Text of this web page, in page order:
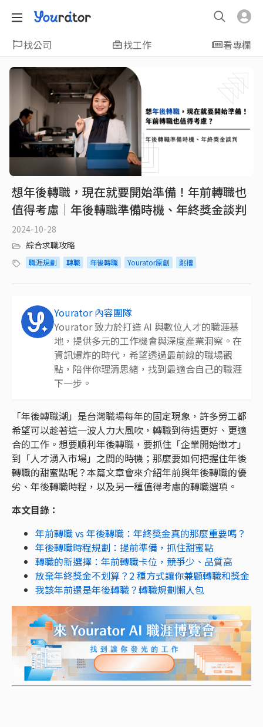
找公司 找工作 看專欄
想年後轉職，現在就要開始準備！年前轉職也
值得考慮｜年後轉職準備時機、年終獎金談判
2024-10-28
綜合求職攻略
職涯規劃 轉職 年後轉職 Yourator原創 跳槽
Yourator 內容團隊
Yourator 致力於打造 AI 與數位人才的職涯基
地，提供多元的工作機會與深度產業洞察。在
資訊爆炸的時代，希望透過最前線的職場觀
點，陪伴你理清思緒，找到最適合自己的職涯
下一步。
「年後轉職潮」是台灣職場每年的固定現象，許多勞工都
希望可以趁著這一波人力大風吹，轉職到待遇更好、更適
合的工作。想要順利年後轉職，要抓住「企業開始徵才」
到「人才湧入市場」之間的時機；那麼要如何把握住年後
轉職的甜蜜點呢？本篇文章會來介紹年前與年後轉職的優
劣、年後轉職時程，以及另一種值得考慮的轉職選項。
本文目錄：
年前轉職 vs 年後轉職：年終獎金真的那麼重要嗎？
年後轉職時程規劃：提前準備，抓住甜蜜點
轉職的新選擇：年前轉職卡位，競爭少、品質高
放棄年終獎金不划算？2 種方式讓你兼顧轉職和獎金
我該年前還是年後轉職？轉職規劃懶人包